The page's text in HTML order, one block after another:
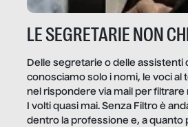
LE SEGRETARIE NON
Delle segretarie o delle assistenti
conosciamo solo i nomi, le voci al
nel rispondere via mail per
I volti quasi mai. Senza Filtro è
dentro la professione e, a quanto